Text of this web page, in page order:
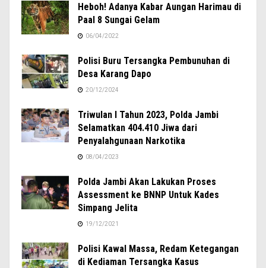
Heboh! Adanya Kabar Aungan Harimau di
Paal 8 Sungai Gelam
06/04/2022
Polisi Buru Tersangka Pembunuhan di
Desa Karang Dapo
20/12/2024
Triwulan I Tahun 2023, Polda Jambi
Selamatkan 404.410 Jiwa dari
Penyalahgunaan Narkotika
08/04/2023
Polda Jambi Akan Lakukan Proses
Assessment ke BNNP Untuk Kades
Simpang Jelita
19/12/2021
Polisi Kawal Massa, Redam Ketegangan
di Kediaman Tersangka Kasus